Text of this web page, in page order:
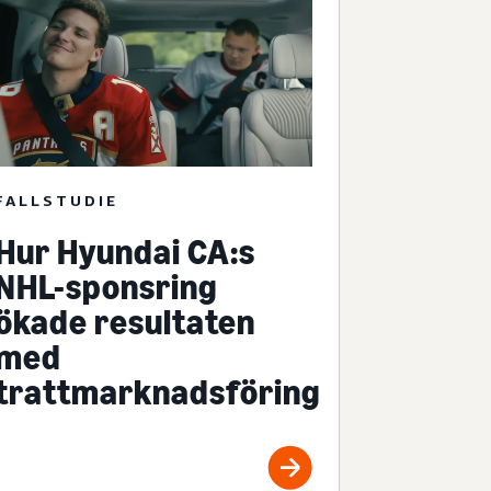
Hyundai CA:s
sponsring
resultaten